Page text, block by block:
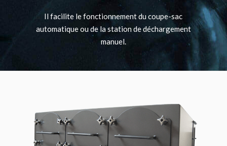
Il facilite le fonctionnement du coupe-sac
automatique ou de la station de déchargement
manuel.